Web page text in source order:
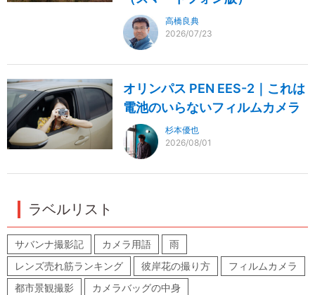
高橋良典
2026/07/23
オリンパス PEN EES-2｜これは
電池のいらないフィルムカメラ
杉本優也
2026/08/01
ラベルリスト
サバンナ撮影記 カメラ用語
雨
レンズ売れ筋ランキング
彼岸花の撮り方
フィルムカメラ
都市景観撮影
カメラバッグの中身